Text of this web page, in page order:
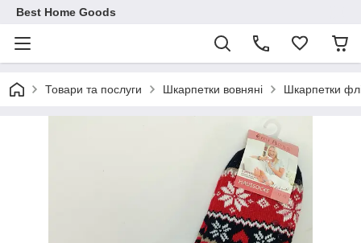
Best Home Goods
Товари та послуги Шкарпетки вовняні Шкарпетки